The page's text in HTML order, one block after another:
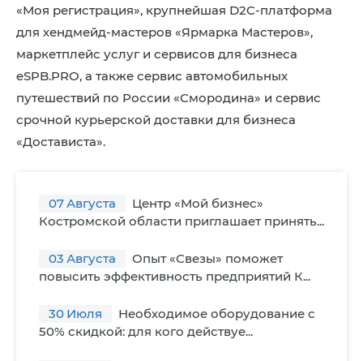
«Моя регистрация», крупнейшая D2C-платформа
для хендмейд-мастеров «Ярмарка Мастеров»,
маркетплейс услуг и сервисов для бизнеса
eSPB.PRO, а также сервис автомобильных
путешествий по России «Смородина» и сервис
срочной курьерской доставки для бизнеса
«Достависта».
07Августа
Центр «Мой бизнес»
Костромской области приглашает принять...
03 Августа
Опыт «Свезы» поможет
повысить эффективность предприятий К...
30 Июля
Необходимое оборудование с
50% скидкой: для кого действуе...